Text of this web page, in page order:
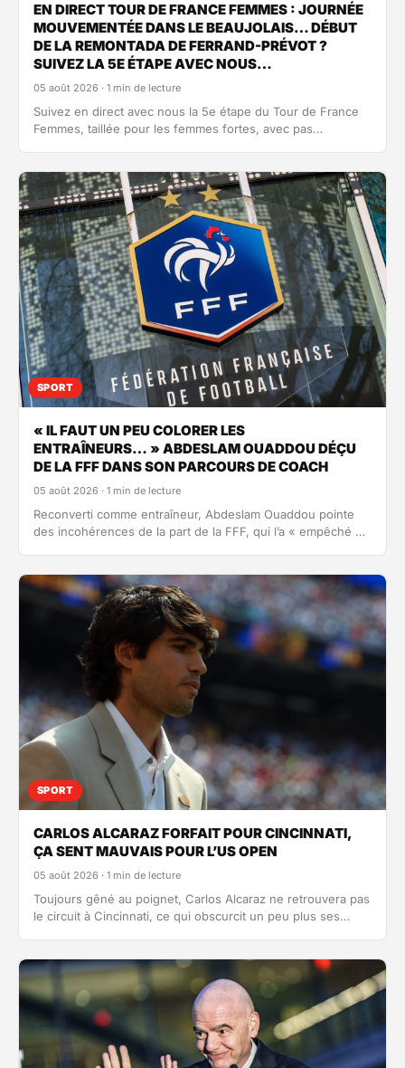
EN DIRECT TOUR DE FRANCE FEMMES : JOURNÉE
MOUVEMENTÉE DANS LE BEAUJOLAIS… DÉBUT
DE LA REMONTADA DE FERRAND-PRÉVOT ?
SUIVEZ LA 5E ÉTAPE AVEC NOUS…
05 août 2026 · 1 min de lecture
Suivez en direct avec nous la 5e étape du Tour de France
Femmes, taillée pour les femmes fortes, avec pas…
SPORT
« IL FAUT UN PEU COLORER LES
ENTRAÎNEURS… » ABDESLAM OUADDOU DÉÇU
DE LA FFF DANS SON PARCOURS DE COACH
05 août 2026 · 1 min de lecture
Reconverti comme entraîneur, Abdeslam Ouaddou pointe
des incohérences de la part de la FFF, qui l’a « empêché de
SPORT
CARLOS ALCARAZ FORFAIT POUR CINCINNATI,
ÇA SENT MAUVAIS POUR L’US OPEN
05 août 2026 · 1 min de lecture
Toujours gêné au poignet, Carlos Alcaraz ne retrouvera pas
le circuit à Cincinnati, ce qui obscurcit un peu plus ses…